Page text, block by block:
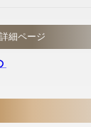
細ページ